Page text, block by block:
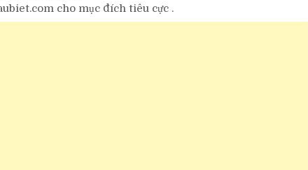
cho mục đích tiêu cực .